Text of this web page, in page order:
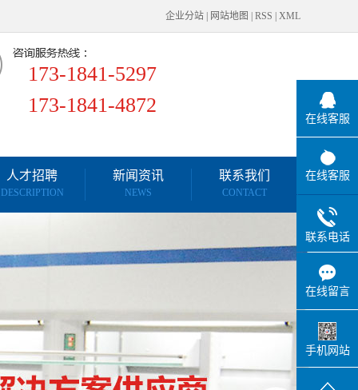
企业分站 网站地图 RSS XML
173-1841-5297
173-1841-4872
人才招聘
DESCRIPTION
新闻资讯
NEWS
行业新闻
联系我们
CONTACT
在线客服
在线客服
联系电话
在线留言
手机网站